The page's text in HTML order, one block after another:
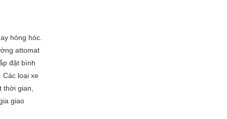
hỏng hóc.
attomat
đặt bình
Các loại xe
gian,
giao